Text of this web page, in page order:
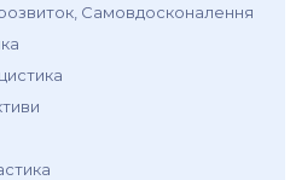
Самовдосконалення